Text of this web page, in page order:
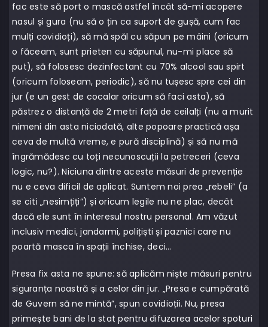
fac este să port o mască astfel încât să-mi acopere
nasul și gura (nu să o țin ca suport de gușă, cum fac
mulți covidioți), să mă spăl cu săpun pe mâini (oricum
o făceam, sunt prieten cu săpunul, nu-mi place să
put), să folosesc dezinfectant cu 70% alcool sau spirt
(oricum foloseam, periodic), să nu tușesc spre cei din
jur (e un gest de cocalar oricum să faci asta), să
păstrez o distanță de 2 metri față de ceilalți (nu a murit
nimeni din asta niciodată, alte popoare practică așa
ceva de multă vreme, e pură disciplină) și să nu mă
îngrămădesc cu toți necunoscuții la petreceri (ceva
logic, nu?). Niciuna dintre aceste măsuri de prevenție
nu e ceva dificil de aplicat. Suntem noi prea „rebeli” (a
se citi „nesimțiți”) și oricum legile nu ne plac, decât
dacă ele sunt în interesul nostru personal. Am văzut
inclusiv medici, jandarmi, polițiști și paznici care nu
poartă masca în spații închise, deci…
Presa fix asta ne spune: să aplicăm niște măsuri pentru
siguranța noastră și a celor din jur. „Presa e cumpărată
de Guvern să ne mintă”, spun covidioții. Nu, presa
primește bani de la stat pentru difuzarea acelor spoturi